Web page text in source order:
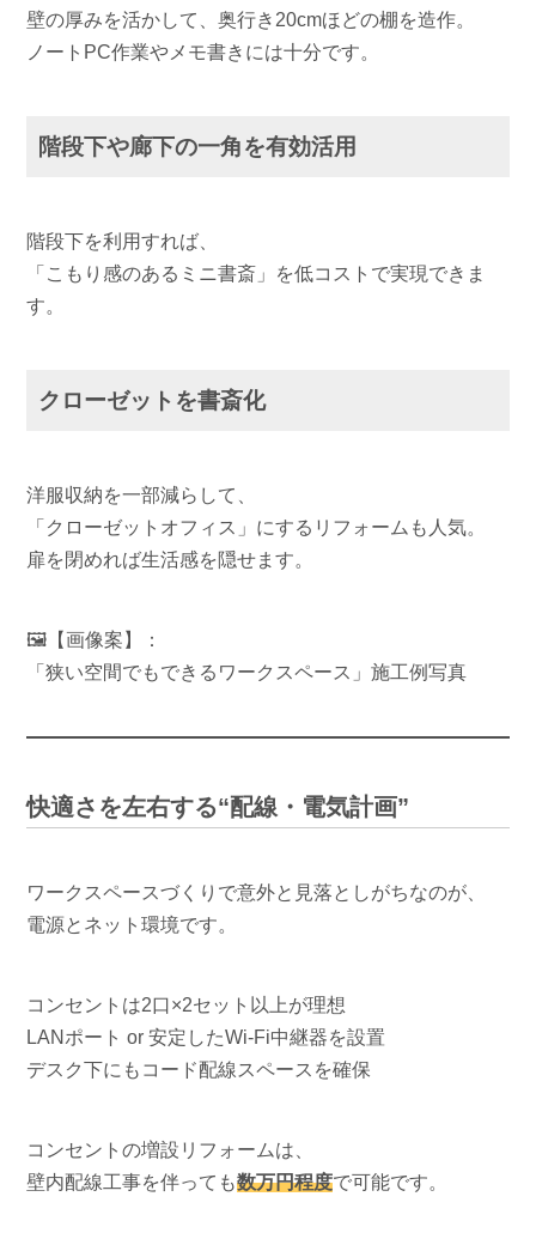
壁の厚みを活かして、奥行き20cmほどの棚を造作。
ノートPC作業やメモ書きには十分です。
階段下や廊下の一角を有効活用
階段下を利用すれば、
「こもり感のあるミニ書斎」を低コストで実現できま
す。
クローゼットを書斎化
洋服収納を一部減らして、
「クローゼットオフィス」にするリフォームも人気。
扉を閉めれば生活感を隠せます。
🖼【画像案】：
「狭い空間でもできるワークスペース」施工例写真
快適さを左右する“配線・電気計画”
ワークスペースづくりで意外と見落としがちなのが、
電源とネット環境です。
コンセントは2口×2セット以上が理想
LANポート or 安定したWi-Fi中継器を設置
デスク下にもコード配線スペースを確保
コンセントの増設リフォームは、
壁内配線工事を伴っても数万円程度で可能です。